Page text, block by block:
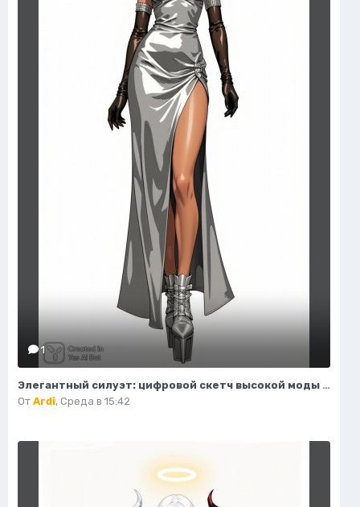
1
Элегантный силуэт: цифровой скетч высокой моды в студийном исполнении. Изображение из нейросети Flux 1
От Ardi, Среда в 15:42